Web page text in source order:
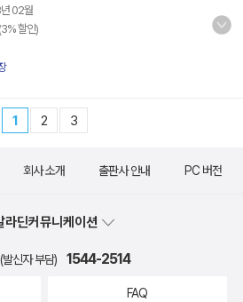
02월
할인)
1 2 3
회사 소개 출판사 안내 PC 버전
라딘커뮤니케이션
발신자 부담) 1544-2514
FAQ